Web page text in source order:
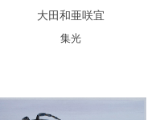
大田和亜咲宜
集光